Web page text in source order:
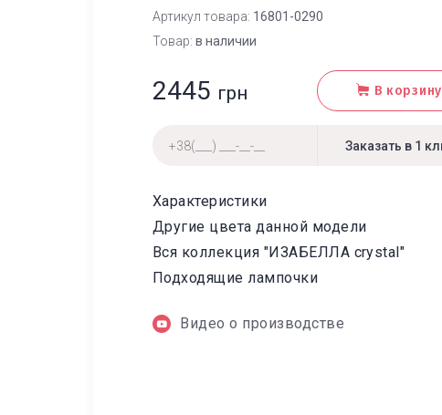
Артикул товара: 16801-0290
Товар: в наличии
2445 грн В корзину
Характеристики
Другие цвета данной модели
Вся коллекция "ИЗАБЕЛЛА crystal"
Подходящие лампочки
Видео о производстве